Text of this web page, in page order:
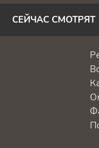
СЕЙЧАС СМОТРЯТ